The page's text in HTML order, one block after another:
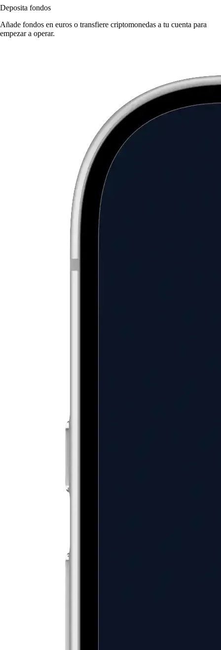
Deposita fondos
Añade fondos en euros o transfiere criptomonedas a tu cuenta para
empezar a operar.